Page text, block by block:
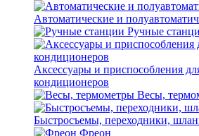
Автоматические и
Ручные
Аксессуары и приспособления
кондиционеров
Весы,
Быстросъемы, переходники,
Фреон